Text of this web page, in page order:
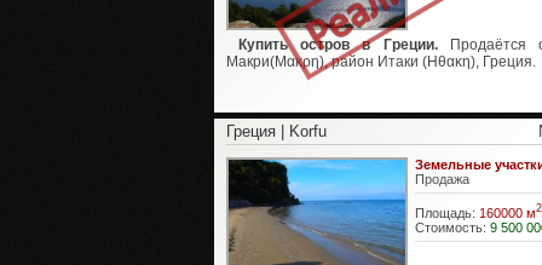
Купить остров в Греции.Продаётся
Макри(Μακρη), район Итаки (Ηθακη), Греция.
Греция | Korfu
Земельные
Продажа
Площадь: 160000 м2
Стоимость: 9 500